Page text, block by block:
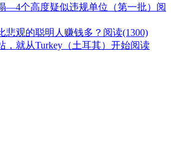
—4个高度疑似违规单位（第一批） 阅
悲观的聪明人赚钱多？ 阅读(1300)
，就从Turkey（土耳其）开始阅读